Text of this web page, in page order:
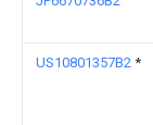
US10801357B2 *